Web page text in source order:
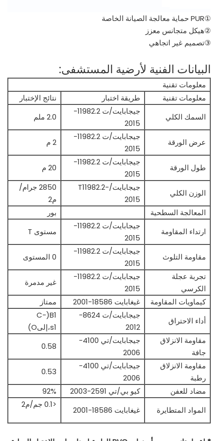
①PUR حماية معالجة الصيانة الخاصة
②هيكل متجانس معزز
③تصميم غير اتجاهي
البيانات الفنية لأرضية المستشفى:
معلومات تقنية
معلومات تقنية
طريقة اختبار
نتائج الإختبار
السمك الكلي
جيجابايت/ت 11982.2-
2015
2.0 ملم
عرض الورقة
جيجابايت/ت 11982.2-
2015
2 م
طول الورقة
جيجابايت/ت 11982.2-
2015
20 م
الوزن الكلي
جيجابايت/T11982.2-
2015
2850 جرام/
م2
المعالجة السطحية
بور
ارتداء المقاومة
جيجابايت/ت 11982.2-
2015
مستوى T
مقاومة التلوث
جيجابايت/ت 11982.2-
2015
0 المستوى
تجربة عجلة
الكرسي
جيجابايت/ت 11982.2-
2015
غير مدمرة
كيماويات المقاومة
غيغابايت 18586-2001
ممتاز
أداء الاحتراق
جيجابايت/ت 8624-
2012
B1(C-
s1،إلىO)
مقاومة الانزلاق
جافة
جيجابايت/تي 4100-
2006
0.58
مقاومة الانزلاق
رطبة
جيجابايت/تي 4100-
2006
0.53
مضاد للعفن
كيو بي/تي 2591-2003
92%
المواد المتطايرة
غيغابايت 18586-2001
<0.1 جم/م2